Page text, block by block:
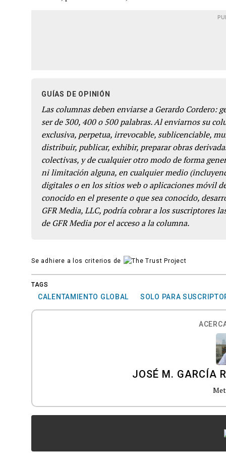
GUÍAS DE OPINIÓN
Las columnas deben enviarse a Gerardo Cordero:
ser de 300, 400 o 500 palabras. Al enviarnos su
exclusiva, perpetua, irrevocable, sublicenciable,
distribuir, publicar, exhibir, preparar obras
colectivas, y de cualquier otro modo de forma
ni limitación alguna, en cualquier medio
digitales o en los sitios web o aplicaciones móvil
conocido en el presente o que sea conocido,
GFR Media, LLC, podría cobrar a los suscriptores
de GFR Media por el acceso a la columna.
Se adhiere a los criterios de
TAGS
CALENTAMIENTO GLOBAL SOLO PARA
JOSÉ M. GARCÍA